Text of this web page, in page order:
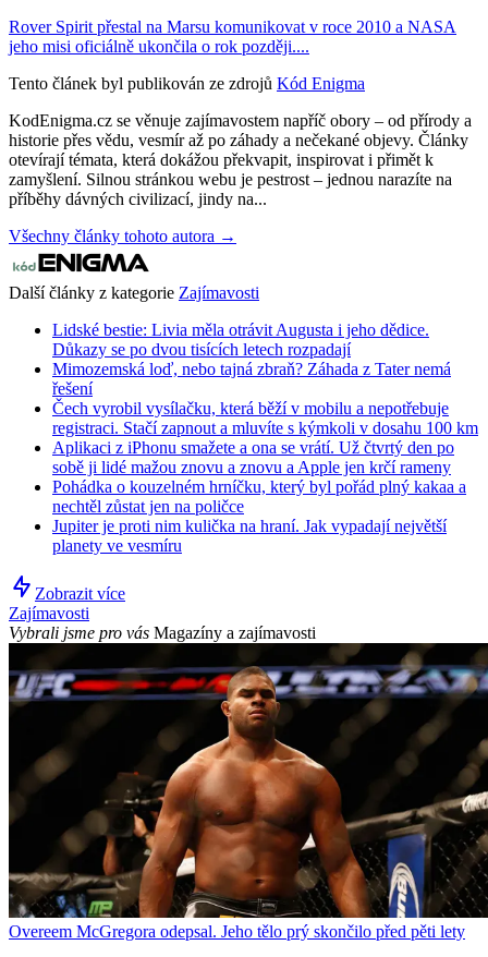
Rover Spirit přestal na Marsu komunikovat v roce 2010 a NASA
jeho misi oficiálně ukončila o rok později....
Tento článek byl publikován ze zdrojů Kód Enigma
KodEnigma.cz se věnuje zajímavostem napříč obory – od přírody a
historie přes vědu, vesmír až po záhady a nečekané objevy. Články
otevírají témata, která dokážou překvapit, inspirovat i přimět k
zamyšlení. Silnou stránkou webu je pestrost – jednou narazíte na
příběhy dávných civilizací, jindy na...
Všechny články tohoto autora →
Další články z kategorie Zajímavosti
Lidské bestie: Livia měla otrávit Augusta i jeho dědice.
Důkazy se po dvou tisících letech rozpadají
Mimozemská loď, nebo tajná zbraň? Záhada z Tater nemá
řešení
Čech vyrobil vysílačku, která běží v mobilu a nepotřebuje
registraci. Stačí zapnout a mluvíte s kýmkoli v dosahu 100 km
Aplikaci z iPhonu smažete a ona se vrátí. Už čtvrtý den po
sobě ji lidé mažou znovu a znovu a Apple jen krčí rameny
Pohádka o kouzelném hrníčku, který byl pořád plný kakaa a
nechtěl zůstat jen na poličce
Jupiter je proti nim kulička na hraní. Jak vypadají největší
planety ve vesmíru
Zobrazit více
Zajímavosti
Vybrali jsme pro vás Magazíny a zajímavosti
Overeem McGregora odepsal. Jeho tělo prý skončilo před pěti lety